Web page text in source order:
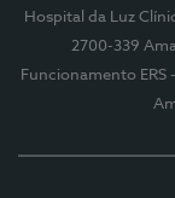
Hospital da Luz
2700-339
Funcionamento ERS